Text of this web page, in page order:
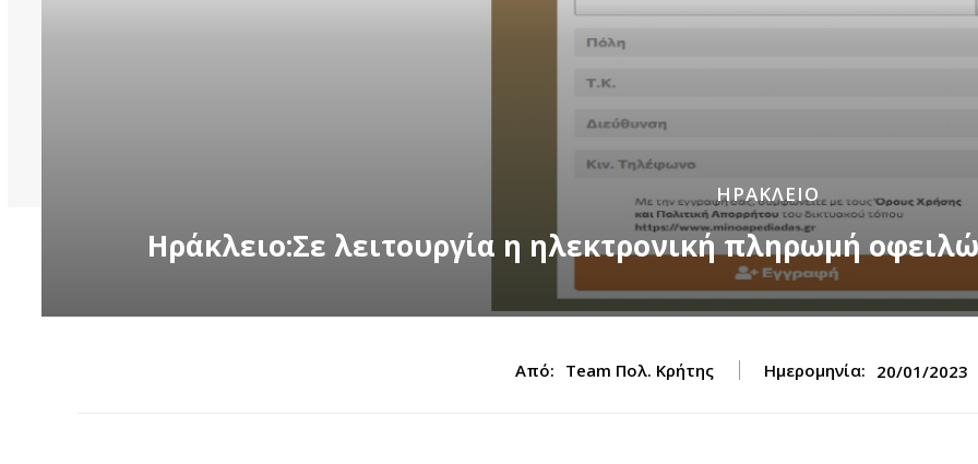
ΗΡΑΚΛΕΙΟ
Ηράκλειο:Σε λειτουργία η ηλεκτρονική πληρωμή
Από: Team Πολ. Κρήτης Ημερομηνία: 20/01/2023